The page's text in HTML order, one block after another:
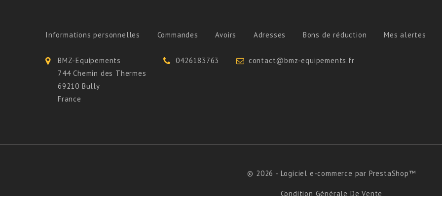
Informations personnelles Commandes Avoirs Adresses Bons de réduction Mes alertes
BMZ-Equipements
744 Chemin des Thermes
69210 Bully
France
0426183763 contact@bmz-equipements.fr
© 2026 - Logiciel e-commerce par PrestaShop™
Condition Générale De Vente